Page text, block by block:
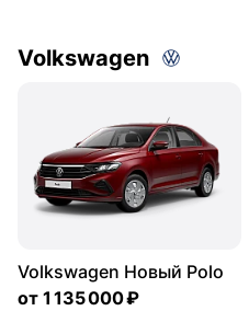
Volkswagen
Volkswagen Новый Polo
от 1 135 000 ₽